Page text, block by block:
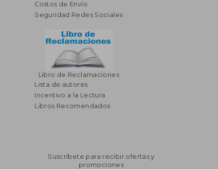
Costos de Envío
Seguridad Redes Sociales
Libro de Reclamaciones
Lista de autores
Incentivo a la Lectura
Libros Recomendados
Suscríbete para recibir ofertas y
promociones